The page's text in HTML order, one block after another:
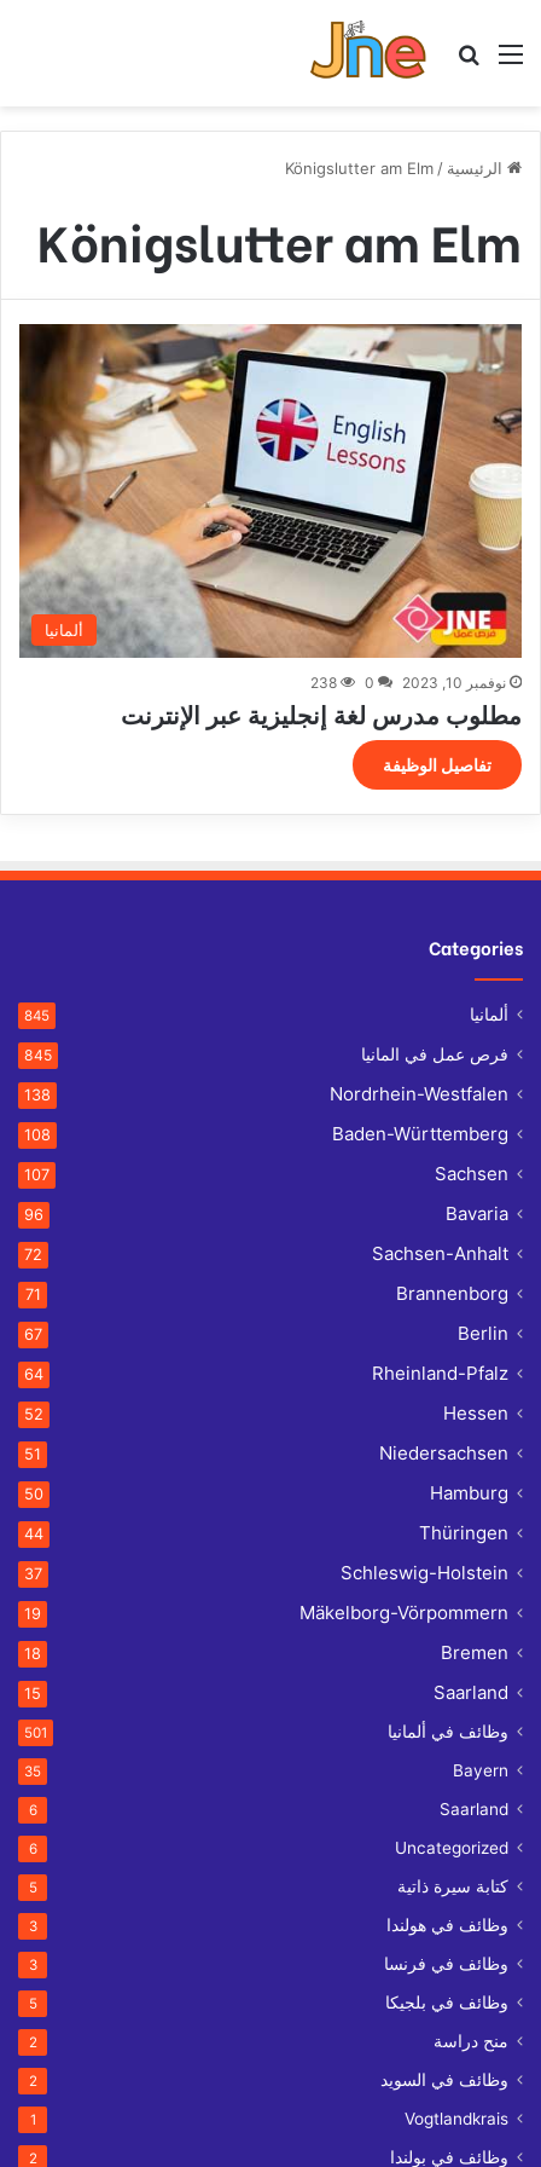
القائمة بحث عن
الرئيسية /
Königslutter am Elm
Königslutter am Elm
ألمانيا
نوفمبر 10, 2023 0
238
مطلوب مدرس لغة إنجليزية عبر الإنترنت
تفاصيل الوظيفة
Categories
ألمانيا 845
فرص عمل في المانيا 845
Nordrhein-Westfalen
138
Baden-Württemberg
108
Sachsen
107
Bavaria
96
Sachsen-Anhalt
72
Brannenborg
71
Berlin
67
Rheinland-Pfalz
64
Hessen
52
Niedersachsen
51
Hamburg
50
Thüringen
44
Schleswig-Holstein
37
Mäkelborg-Vörpommern
19
Bremen
18
Saarland
15
وظائف في ألمانيا 501
Bayern
35
Saarland
6
Uncategorized
6
كتابة سيرة ذاتية 5
وظائف في هولندا 3
وظائف في فرنسا 3
وظائف في بلجيكا 5
منح دراسة 2
وظائف في السويد 2
Vogtlandkrais
1
وظائف في بولندا 2